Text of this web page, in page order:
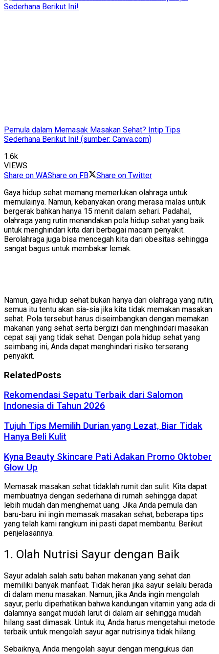
Pemula dalam Memasak Masakan Sehat? Intip Tips
Sederhana Berikut Ini! (sumber: Canva.com)
1.6k
VIEWS
Share on WAShare on FB
Share on Twitter
Gaya hidup sehat memang memerlukan olahraga untuk
memulainya. Namun, kebanyakan orang merasa malas untuk
bergerak bahkan hanya 15 menit dalam sehari. Padahal,
olahraga yang rutin menandakan pola hidup sehat yang baik
untuk menghindari kita dari berbagai macam penyakit.
Berolahraga juga bisa mencegah kita dari obesitas sehingga
sangat bagus untuk membakar lemak.
Namun, gaya hidup sehat bukan hanya dari olahraga yang rutin,
semua itu tentu akan sia-sia jika kita tidak memakan masakan
sehat. Pola tersebut harus diseimbangkan dengan memakan
makanan yang sehat serta bergizi dan menghindari masakan
cepat saji yang tidak sehat. Dengan pola hidup sehat yang
seimbang ini, Anda dapat menghindari risiko terserang
penyakit.
RelatedPosts
Rekomendasi Sepatu Terbaik dari Salomon
Indonesia di Tahun 2026
Tujuh Tips Memilih Durian yang Lezat, Biar Tidak
Hanya Beli Kulit
Kyna Beauty Skincare Pati Adakan Promo Oktober
Glow Up
Memasak masakan sehat tidaklah rumit dan sulit. Kita dapat
membuatnya dengan sederhana di rumah sehingga dapat
lebih mudah dan menghemat uang. Jika Anda pemula dan
baru-baru ini ingin memasak masakan sehat, beberapa tips
yang telah kami rangkum ini pasti dapat membantu. Berikut
penjelasannya.
1. Olah Nutrisi Sayur dengan Baik
Sayur adalah salah satu bahan makanan yang sehat dan
memiliki banyak manfaat. Tidak heran jika sayur selalu berada
di dalam menu masakan. Namun, jika Anda ingin mengolah
sayur, perlu diperhatikan bahwa kandungan vitamin yang ada di
dalamnya sangat mudah larut di dalam air sehingga mudah
hilang saat dimasak. Untuk itu, Anda harus mengetahui metode
terbaik untuk mengolah sayur agar nutrisinya tidak hilang.
Sebaiknya, Anda mengolah sayur dengan mengukus dan